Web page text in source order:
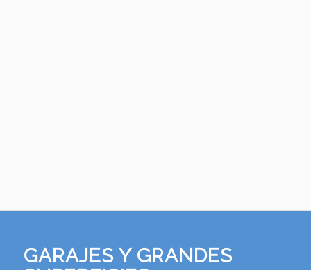
GARAJES Y GRANDES